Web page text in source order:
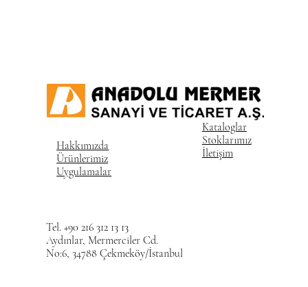
Hakkımızda
Ürünlerimiz
Uygulamalar
Kataloglar
Stoklarımız
İletişim
Tel. +90 216 312 13 13
Aydınlar, Mermerciler Cd.
No:6, 34788 Çekmeköy/İstanbul